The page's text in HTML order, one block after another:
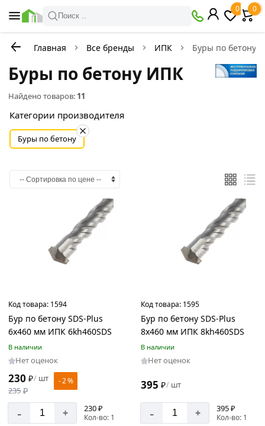
Поиск ..
0 0
Главная Все бренды ИПК Буры по бетону
Буры по бетону ИПК
Найдено товаров: 11
Категории производителя
Буры по бетону
Код товара: 1594
Бур по бетону SDS-Plus
6х460 мм ИПК 6kh460SDS
В наличии
Нет оценок
230 ₽/ шт
235 ₽
- 2 %
- + 230 ₽
Кол-во: 1
Код товара: 1595
Бур по бетону SDS-Plus
8х460 мм ИПК 8kh460SDS
В наличии
Нет оценок
395 ₽/ шт
- + 395 ₽
Кол-во: 1